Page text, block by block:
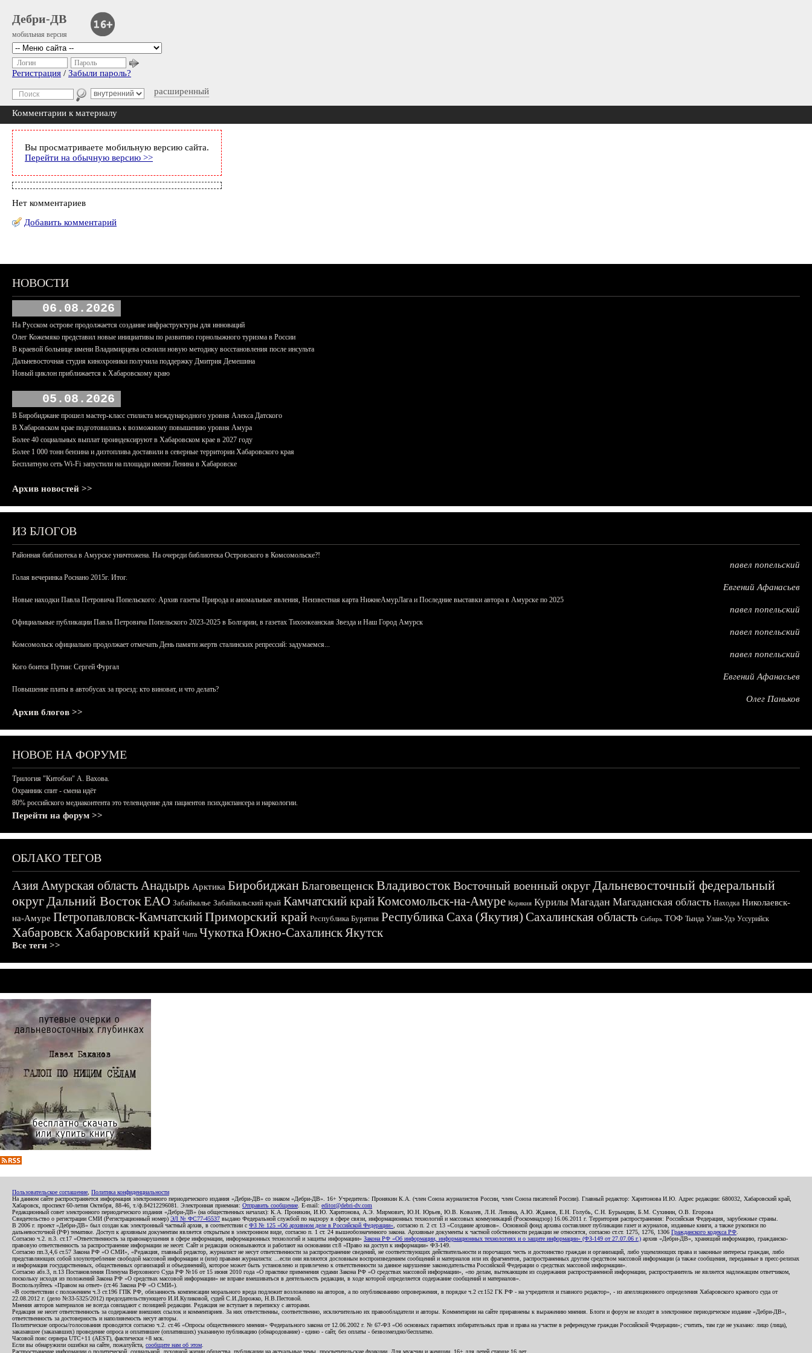
Дебри-ДВ
мобильная версия
расширенный
Логин Пароль
Регистрация / Забыли пароль?
Комментарии к материалу
Вы просматриваете мобильную версию сайта.
Перейти на обычную версию >>
Нет комментариев
Добавить комментарий
НОВОСТИ
06.08.2026
На Русском острове продолжается создание инфраструктуры для инноваций
Олег Кожемяко представил новые инициативы по развитию горнолыжного туризма в России
В краевой больнице имени Владимирцева освоили новую методику восстановления после инсульта
Дальневосточная студия кинохроники получила поддержку Дмитрия Демешина
Новый циклон приближается к Хабаровскому краю
05.08.2026
В Биробиджане прошел мастер-класс стилиста международного уровня Алекса Датского
В Хабаровском крае подготовились к возможному повышению уровня Амура
Более 40 социальных выплат проиндексируют в Хабаровском крае в 2027 году
Более 1 000 тонн бензина и дизтоплива доставили в северные территории Хабаровского края
Бесплатную сеть Wi-Fi запустили на площади имени Ленина в Хабаровске
Архив новостей >>
ИЗ БЛОГОВ
Районная библиотека в Амурске уничтожена. На очереди библиотека Островского в Комсомольске?!
павел попельский
Голая вечеринка Роснано 2015г. Итог.
Евгений Афанасьев
Новые находки Павла Петровича Попельского: Архив газеты Природа и аномальные явления, Неизвестная карта НижнеАмурЛага и Последние выставки автора в Амурске по 2025
павел попельский
Официальные публикации Павла Петровича Попельского 2023-2025 в Болгарии, в газетах Тихоокеанская Звезда и Наш Город Амурск
павел попельский
Комсомольск официально продолжает отмечать День памяти жертв сталинских репрессий: задумаемся...
павел попельский
Кого боится Путин: Сергей Фургал
Евгений Афанасьев
Повышение платы в автобусах за проезд: кто виноват, и что делать?
Олег Паньков
Архив блогов >>
НОВОЕ НА ФОРУМЕ
Трилогия "Китобои" А. Вахова.
Охранник спит - смена идёт
80% российского медиаконтента это телевидение для пациентов психдиспансера и наркологии.
Перейти на форум >>
ОБЛАКО ТЕГОВ
АзияАмурская область Анадырь Арктика БиробиджанБлаговещенскВладивостокВосточный военный округДальневосточный федеральный
округДальний ВостокЕАО Забайкалье Забайкальский край Камчатский крайКомсомольск-на-Амуре Корякия Курилы Магадан Магаданская область Находка Николаевск-
на-Амуре Петропавловск-КамчатскийПриморский край Республика Бурятия Республика Саха (Якутия) Сахалинская область Сибирь ТОФ Тында Улан-Удэ Уссурийск
ХабаровскХабаровский край Чита ЧукоткаЮжно-СахалинскЯкутск
Все теги >>
Пользовательское соглашение Политика конфиденциальности
На данном сайте распространяется информация электронного периодического издания «Дебри-ДВ» со знаком «Дебри-ДВ». 16+ Учредитель: Пронякин К.А. (член Союза журналистов России, член Союза писателей России). Главный редактор: Харитонова И.Ю. Адрес редакции: 680032, Хабаровский край,
Хабаровск, проспект 60-летия Октября, 88-46, т./ф.84212296081. Электронная приемная: Отправить сообщение . E-mail: editor@debri-dv.com
Редакционный совет электронного периодического издания «Дебри-ДВ» (на общественных началах): К.А. Пронякин, И.Ю. Харитонова, А.Э. Мирмович, Ю.Н. Юрьев, Ю.В. Ковалев, Л.Н. Левина, А.Ю. Жданов, Е.Н. Голубь, С.Н. Бурындин, Б.М. Сухинин, О.В. Егорова
Свидетельство о регистрации СМИ (Регистрационный номер) ЭЛ № ФС77-45537 выдано Федеральной службой по надзору в сфере связи, информационных технологий и массовых коммуникаций (Роскомнадзор) 16.06.2011 г. Территория распространения: Российская Федерация, зарубежные страны.
В 2006 г. проект «Дебри-ДВ» был создан как электронный частный архив, в соответствии с ФЗ № 125 «Об архивном деле в Российской Федерации» , согласно п. 2 ст. 13 «Создание архивов». Основной фонд архива составляют публикации газет и журналов, изданные книги, а также рукописи по
дальневосточной (РФ) тематике. Доступ к архивным документам является открытым в электронном виде, согласно п. 1 ст. 24 вышеобозначенного закона. Архивные документы к частной собственности редакции не относятся, согласно ст.ст. 1275, 1276, 1306 Гражданского кодекса РФ
Согласно ч.2. п.3. ст.17 «Ответственность за правонарушения в сфере информации, информационных технологий и защиты информации» Закона РФ «Об информации, информационных технологиях и о защите информации» (ФЗ-149 от 27.07.06 г.) архив «Дебри-ДВ», хранящий информацию, гражданско-
правовую ответственность за распространение информации не несет. Сайт и редакция основываются и работают на основании ст.8 «Право на доступ к информации» ФЗ-149.
Согласно пп.3,4,6 ст.57 Закона РФ «О СМИ», «Редакция, главный редактор, журналист не несут ответственности за распространение сведений, не соответствующих действительности и порочащих честь и достоинство граждан и организаций, либо ущемляющих права и законные интересы граждан, либо
представляющих собой злоупотребление свободой массовой информации и (или) правами журналиста: ...если они являются дословным воспроизведением сообщений и материалов или их фрагментов, распространенных другим средством массовой информации (а также сообщения, переданные в пресс-релизах
и информация государственных, общественных организаций и объединений), которое может быть установлено и привлечено к ответственности за данное нарушение законодательства Российской Федерации о средствах массовой информации».
Согласно абз.3, п.13 Постановления Пленума Верховного Суда РФ №16 от 15 июня 2010 года «О практике применения судами Закона РФ «О средствах массовой информации», «по делам, вытекающим из содержания распространенной информации, распространитель не является надлежащим ответчиком,
поскольку исходя из положений Закона РФ «О средствах массовой информации» не вправе вмешиваться в деятельность редакции, в ходе которой определяется содержание сообщений и материалов».
Воспользуйтесь «Правом на ответ» (ст.46 Закона РФ «О СМИ»).
«В соответствии с положением ч.3 ст.196 ГПК РФ, обязанность компенсации морального вреда подлежит возложению на авторов, а по опубликованию опровержения, в порядке ч.2 ст.152 ГК РФ - на учредителя и главного редактор», - из апелляционного определения Хабаровского краевого суда от
22.08.2012 г. (дело №33-5325/2012) председательствующего И.И.Куликовой, судей С.И.Дорожко, Н.В.Пестовой.
Мнения авторов материалов не всегда совпадают с позицией редакции. Редакция не вступает в переписку с авторами.
Редакция не несет ответственность за содержание внешних ссылок и комментариев. За них ответственны, соответственно, исключительно их правообладатели и авторы. Комментарии на сайте приравнены к выражению мнения. Блоги и форум не входят в электронное периодическое издание «Дебри-ДВ»,
ответственность за достоверность и наполняемость несут авторы.
Политические опросы/голосования проводятся согласно ч.2. ст.46 «Опросы общественного мнения» Федерального закона от 12.06.2002 г. № 67-ФЗ «Об основных гарантиях избирательных прав и права на участие в референдуме граждан Российской Федерации»; считать, там где не указано: лицо (лица),
заказавшее (заказавших) проведение опроса и оплатившее (оплативших) указанную публикацию (обнародование) - едино - сайт, без оплаты - безвозмездно/бесплатно.
Часовой пояс сервера UTC+11 (AEST), фактически +8 мск.
Если вы обнаружили ошибки на сайте, пожалуйста, сообщите нам об этом
Распространение информации о политической, социальной, духовной жизни общества, публикации на актуальные темы, просветительские функции. Для мужчин и женщин. 16+ для детей старше 16 лет.